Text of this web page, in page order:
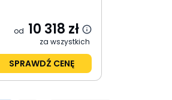
od 10 318 zł
za wszystkich
SPRAWDŹ CENĘ